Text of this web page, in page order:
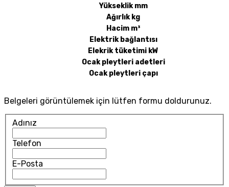
Yükseklik mm
Ağırlık kg
Hacim m³
Elektrik bağlantısı
Elekrik tüketimi kW
Ocak pleytleri adetleri
Ocak pleytleri çapı
Belgeleri görüntülemek için lütfen formu doldurunuz.
Adınız
Telefon
E-Posta